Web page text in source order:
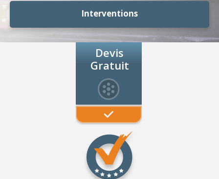
Interventions
Devis
Gratuit